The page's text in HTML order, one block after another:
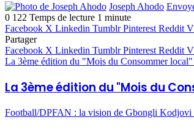
Joseph Ahodo
0 122 Temps de lecture 1 minute
Facebook X Linkedin Tumblr Pinterest Reddit
Partager
Facebook X Linkedin Tumblr Pinterest Reddit
La 3ème édition du "Mois du Consommer
La 3ème édition du "Mois du
Football/DPFAN : la vision de Gbongli Kodjovi